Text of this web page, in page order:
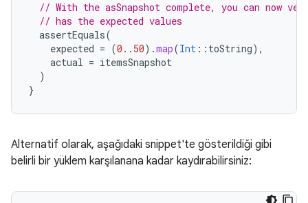
// With the asSnapshot complete, you can now
// has the expected values
assertEquals(
expected = (0. . 50).map(Int :: toString),
actual = itemsSnapshot
)
}
Alternatif olarak, aşağıdaki snippet'te gösterildiği gibi
belirli bir yüklem karşılanana kadar kaydırabilirsiniz: